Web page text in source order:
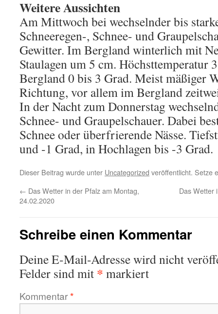
Weitere Aussichten
Am Mittwoch bei wechselnder bis
Schneeregen-, Schnee- und
Gewitter. Im Bergland winterlich mit
Staulagen um 5 cm. Höchsttemperatur
Bergland 0 bis 3 Grad. Meist mäßiger
Richtung, vor allem im Bergland
In der Nacht zum Donnerstag
Schnee- und Graupelschauer. Dabei
Schnee oder überfrierende Nässe.
und -1 Grad, in Hochlagen bis -3 Grad.
Dieser Beitrag wurde unter Uncategorized veröffentlicht. Setze
← Das Wetter in der Pfalz am Montag,
24.02.2020
Das Wetter
Schreibe einen Kommentar
Deine E-Mail-Adresse wird nicht
Felder sind mit * markiert
Kommentar*